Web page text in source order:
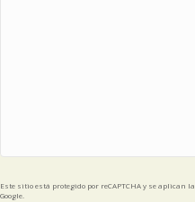
Este sitio está protegido por reCAPTCHA y se aplican la
Google.